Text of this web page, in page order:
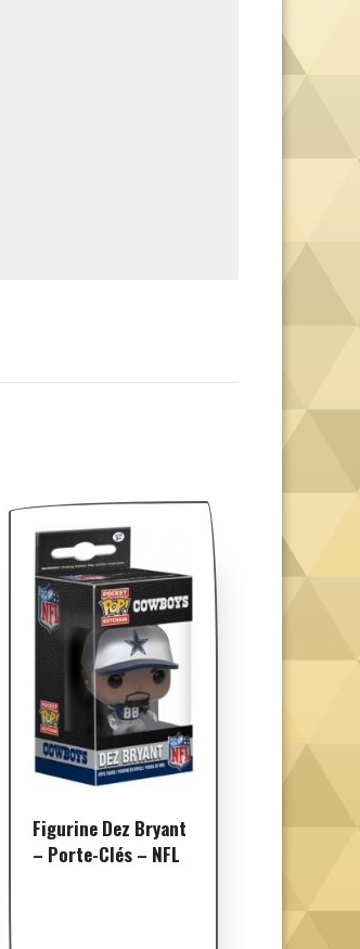
Figurine Dez Bryant
– Porte-Clés – NFL